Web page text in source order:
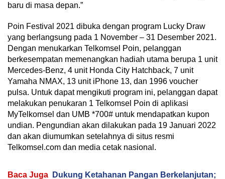
baru di masa depan.”
Poin Festival 2021 dibuka dengan program Lucky Draw
yang berlangsung pada 1 November – 31 Desember 2021.
Dengan menukarkan Telkomsel Poin, pelanggan
berkesempatan memenangkan hadiah utama berupa 1 unit
Mercedes-Benz, 4 unit Honda City Hatchback, 7 unit
Yamaha NMAX, 13 unit iPhone 13, dan 1996 voucher
pulsa. Untuk dapat mengikuti program ini, pelanggan dapat
melakukan penukaran 1 Telkomsel Poin di aplikasi
MyTelkomsel dan UMB *700# untuk mendapatkan kupon
undian. Pengundian akan dilakukan pada 19 Januari 2022
dan akan diumumkan setelahnya di situs resmi
Telkomsel.com dan media cetak nasional.
Baca Juga
Dukung Ketahanan Pangan Berkelanjutan;